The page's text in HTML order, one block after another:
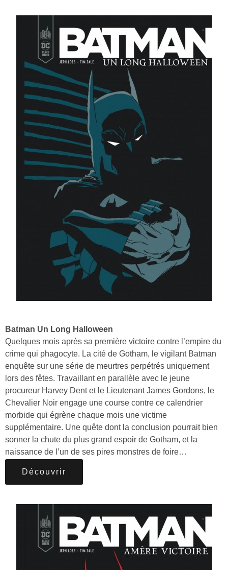
Batman Un Long Halloween
Quelques mois après sa première victoire contre l’empire du
crime qui phagocyte. La cité de Gotham, le vigilant Batman
enquête sur une série de meurtres perpétrés uniquement
lors des fêtes. Travaillant en parallèle avec le jeune
procureur Harvey Dent et le Lieutenant James Gordons, le
Chevalier Noir engage une course contre ce calendrier
morbide qui égrène chaque mois une victime
supplémentaire. Une quête dont la conclusion pourrait bien
sonner la chute du plus grand espoir de Gotham, et la
naissance de l’un de ses pires monstres de foire…
Découvrir